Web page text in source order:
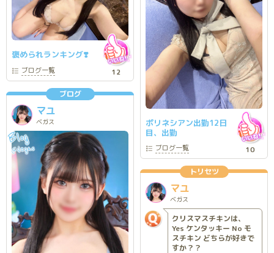
褒められランキング❣️
ブログ一覧 12
ポリネシアン出勤12日
目、出勤
ブログ一覧 10
ブログ
マユ
ベガス
Blog
@Vegas
トリセツ
マユ
ベガス
クリスマスチキンは、
Yes ケンタッキー No モ
スチキン どちらが好きで
すか？？